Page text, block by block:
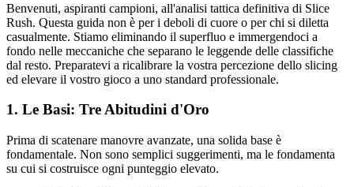
Benvenuti, aspiranti campioni, all'analisi tattica definitiva di Slice
Rush. Questa guida non è per i deboli di cuore o per chi si diletta
casualmente. Stiamo eliminando il superfluo e immergendoci a
fondo nelle meccaniche che separano le leggende delle classifiche
dal resto. Preparatevi a ricalibrare la vostra percezione dello slicing
ed elevare il vostro gioco a uno standard professionale.
1. Le Basi: Tre Abitudini d'Oro
Prima di scatenare manovre avanzate, una solida base è
fondamentale. Non sono semplici suggerimenti, ma le fondamenta
su cui si costruisce ogni punteggio elevato.